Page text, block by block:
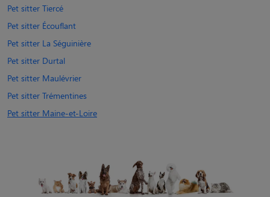
Pet sitter Tiercé
Pet sitter Écouflant
Pet sitter La Séguinière
Pet sitter Durtal
Pet sitter Maulévrier
Pet sitter Trémentines
Pet sitter Maine-et-Loire